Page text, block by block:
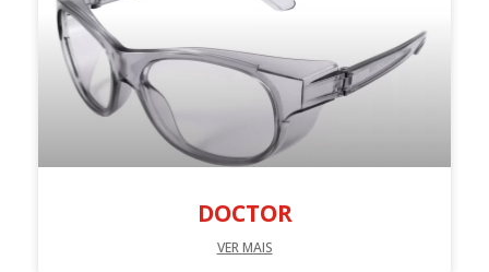
DOCTOR
VER MAIS